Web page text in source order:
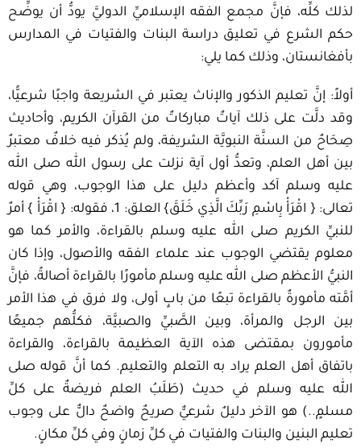
لذلك كلِّه، فإنَّ مجمع الفقه الإسلاميِّ الدوليَّ يودُّ أن يوضِّح
حكم الشرع في تعليق دراسة البنات والفتيات في المدارس
بأفغانستان، وذلك كما يلي:
أولاً: إنَّ تعليم الذكور والإناث يعتبر في الشريعة واجبًا شرعيًّا،
وقد دلَّت على ذلك آياتٌ مباركاتٌ من القرآن الكريم، وأحاديث
صِحَاحٌ من السنَّة النبويَّة الشريفة، ولم يُذكر فيه خلافٌ معتبرٌ
بين أهل العلم، وتعدُّ أول آية نزلت على رسول الله صلى الله
عليه وسلم آكد وأعظم دليل على هذا الوجوب، وهي قوله
تعالى: { اقْرَأْ بِاسْمِ رَبِّكَ الَّذِي خَلَقَ} العلق: 1، فقوله: { اقْرَأْ } أمرٌ
للنبيِّ الكريم صلى الله عليه وسلم بالقراءة، والأمر كما هو
معلوم يقتضي الوجوب عند علماء الفقه والأصول، وإذا كان
النبيُّ الأعظم صلى الله عليه وسلم مأمورًا بالقراءة أصالةً، فإنَّ
أمَّته مأمورةٌ بالقراءة تبعًا من بابٍ أولى، ولا فرق في هذا الأمر
بين الرجل والمرأة، وبين الصَّبيِّ والصبيَّة، فكلُّهم جميعًا
مأمورون بمقتضى هذه الآية العظيمة بالقراءة، والقراءة
باتفاق أهل العلم يراد به التعلم والتعليم. كما أنَّ قوله صلى
الله عليه وسلم في حديث (طَلَبُ العلم فريضةٌ على كلِّ
مسلمٍ..) هو الآخر دليلٌ شرعيٌّ صريحٌ واضحٌ دالٌّ على وجوب
تعليم البنين والبنات والفتيات في كلِّ زمانٍ وفي كلِّ مكانٍ.